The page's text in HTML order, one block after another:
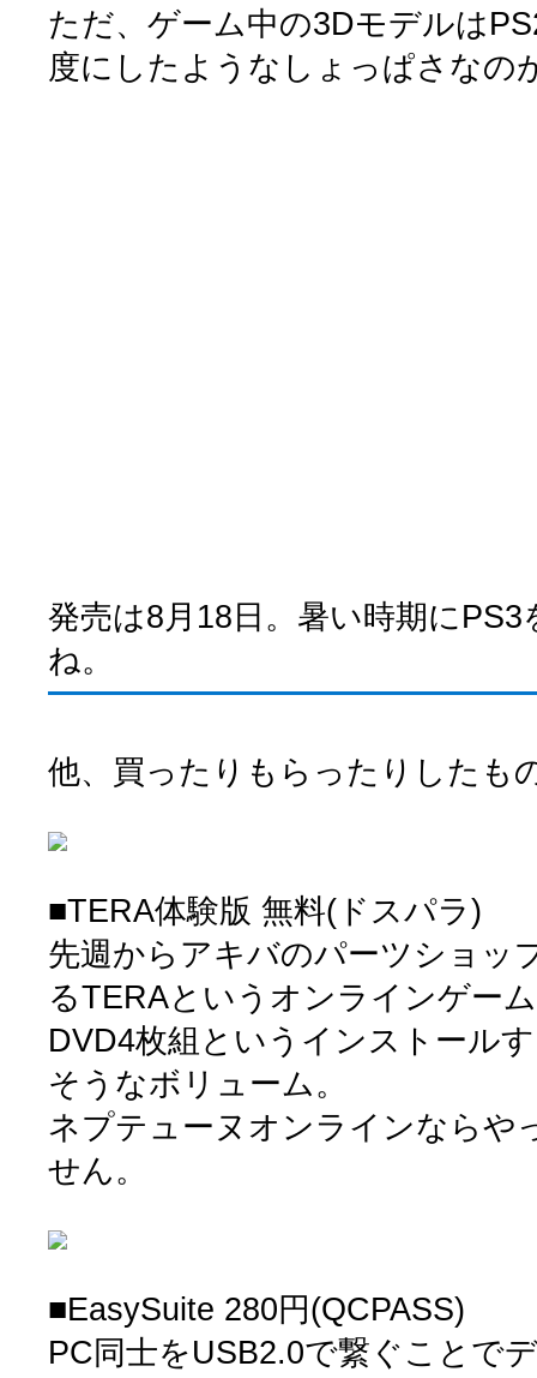
ただ、ゲーム中の3Dモデルは
度にしたようなしょっぱさなの
発売は8月18日。暑い時期に
ね。
他、買ったりもらったりしたも
■TERA体験版 無料(ドスパラ)
先週からアキバのパーツショッ
るTERAというオンラインゲー
DVD4枚組というインストール
そうなボリューム。
ネプテューヌオンラインならや
せん。
■EasySuite 280円(QCPASS)
PC同士をUSB2.0で繋ぐことで